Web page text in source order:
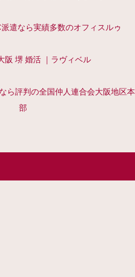
遣なら実績多数のオフィスルゥ
阪 堺 婚活 ｜ラヴィベル
ら評判の全国仲人連合会大阪地区本
部